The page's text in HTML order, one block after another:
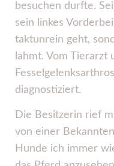
besuchen durfte.
sein linkes
taktunrein geht,
lahmt. Vom
diagnostiziert.
Die Besitzerin rief
von einer
Hunde ich immer